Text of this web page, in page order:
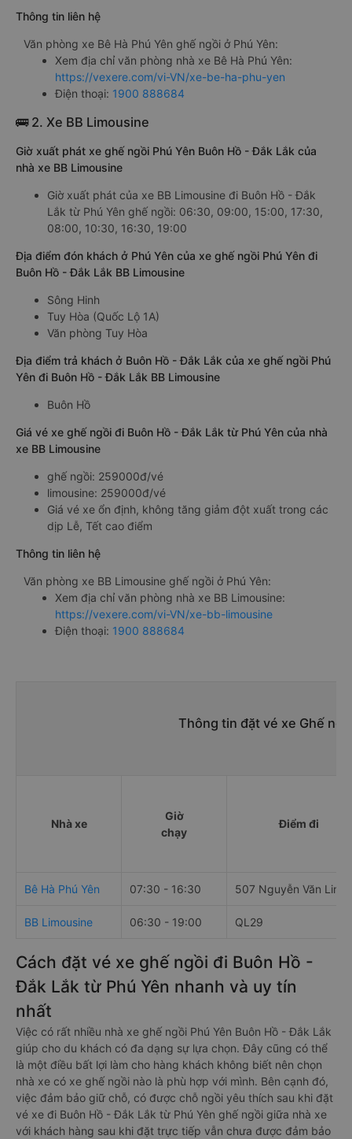
Thông tin liên hệ
Văn phòng xe Bê Hà Phú Yên ghế ngồi ở Phú Yên:
Xem địa chỉ văn phòng nhà xe Bê Hà Phú Yên:
https://vexere.com/vi-VN/xe-be-ha-phu-yen
Điện thoại: 1900 888684
🚌 2. Xe BB Limousine
Giờ xuất phát xe ghế ngồi Phú Yên Buôn Hồ - Đắk Lắk của
nhà xe BB Limousine
Giờ xuất phát của xe BB Limousine đi Buôn Hồ - Đắk
Lắk từ Phú Yên ghế ngồi: 06:30, 09:00, 15:00, 17:30,
08:00, 10:30, 16:30, 19:00
Địa điểm đón khách ở Phú Yên của xe ghế ngồi Phú Yên đi
Buôn Hồ - Đắk Lắk BB Limousine
Sông Hinh
Tuy Hòa (Quốc Lộ 1A)
Văn phòng Tuy Hòa
Địa điểm trả khách ở Buôn Hồ - Đắk Lắk của xe ghế ngồi Phú
Yên đi Buôn Hồ - Đắk Lắk BB Limousine
Buôn Hồ
Giá vé xe ghế ngồi đi Buôn Hồ - Đắk Lắk từ Phú Yên của nhà
xe BB Limousine
ghế ngồi: 259000đ/vé
limousine: 259000đ/vé
Giá vé xe ổn định, không tăng giảm đột xuất trong các
dịp Lễ, Tết cao điểm
Thông tin liên hệ
Văn phòng xe BB Limousine ghế ngồi ở Phú Yên:
Xem địa chỉ văn phòng nhà xe BB Limousine:
https://vexere.com/vi-VN/xe-bb-limousine
Điện thoại: 1900 888684
Thông tin đặt vé xe Ghế
Nhà xe
Giờ
chạy
Điểm đi
Bê Hà Phú Yên 07:30 - 16:30 507 Nguyễn Văn Linh
BB Limousine 06:30 - 19:00 QL29
Cách đặt vé xe ghế ngồi đi Buôn Hồ -
Đắk Lắk từ Phú Yên nhanh và uy tín
nhất
Việc có rất nhiều nhà xe ghế ngồi Phú Yên Buôn Hồ - Đắk Lắk
giúp cho du khách có đa dạng sự lựa chọn. Đây cũng có thể
là một điều bất lợi làm cho hàng khách không biết nên chọn
nhà xe có xe ghế ngồi nào là phù hợp với mình. Bên cạnh đó,
việc đảm bảo giữ chỗ, có được chỗ ngồi yêu thích sau khi đặt
vé xe đi Buôn Hồ - Đắk Lắk từ Phú Yên ghế ngồi giữa nhà xe
với khách hàng sau khi đặt trực tiếp vẫn chưa được đảm bảo